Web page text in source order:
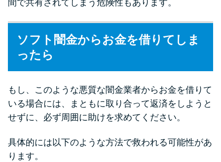
間で共有されてしまう危険性もあります。
ソフト闇金からお金を借りてしま
ったら
もし、このような悪質な闇金業者からお金を借りて
いる場合には、まともに取り合って返済をしようと
せずに、必ず周囲に助けを求めてください。
具体的には以下のような方法で救われる可能性があ
ります。